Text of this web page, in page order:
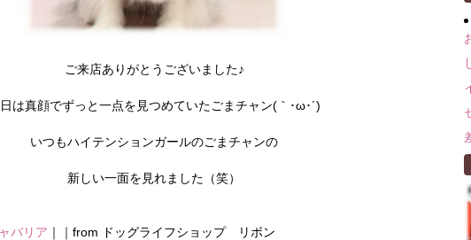
ご来店ありがとうございました♪
は真顔でずっと一点を見つめていたごまチャン(｀･ω･´)
いつもハイテンションガールのごまチャンの
新しい一面を見れました（笑）
バリア ｜｜from ドッグライフショップ リボン